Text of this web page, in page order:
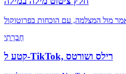
חֶברָתִי
קטע ל-TikTok, רילס ושורטס